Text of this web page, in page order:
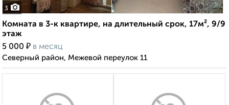
3
Комната в 3-к квартире, на длительный срок, 17м², 9/9
этаж
5 000 ₽ в месяц
Северный район, Межевой переулок 11